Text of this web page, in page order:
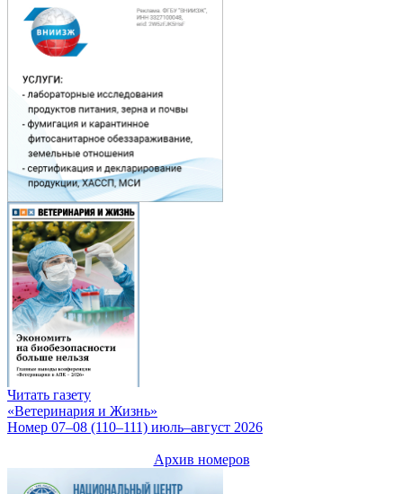
Читать газету
«Ветеринария и Жизнь»
Номер 07–08 (110–111) июль–август 2026
Архив номеров